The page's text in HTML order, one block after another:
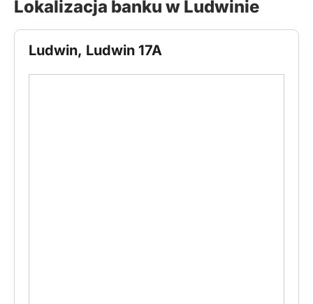
Lokalizacja banku w Ludwinie
Ludwin, Ludwin 17A